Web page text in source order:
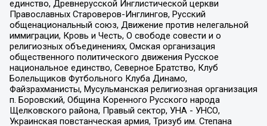
единство, Древнерусской Инглистической церкви
Православных Староверов-Инглингов, Русский
общенациональный союз, Движение против нелегальной
иммиграции, Кровь и Честь, О свободе совести и о
религиозных объединениях, Омская организация
общественного политического движения Русское
национальное единство, Северное Братство, Клуб
Болельщиков Футбольного Клуба Динамо,
Файзрахманисты, Мусульманская религиозная организация
п. Боровский, Община Коренного Русского народа
Щелковского района, Правый сектор, УНА - УНСО,
Украинская повстанческая армия, Тризуб им. Степана